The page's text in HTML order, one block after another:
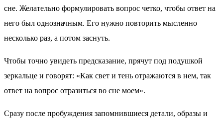
сне. Желательно формулировать вопрос четко, чтобы ответ на
него был однозначным. Его нужно повторить мысленно
несколько раз, а потом заснуть.
Чтобы точно увидеть предсказание, прячут под подушкой
зеркальце и говорят: «Как свет и тень отражаются в нем, так
ответ на вопрос отразиться во сне моем».
Сразу после пробуждения запомнившиеся детали, образы и